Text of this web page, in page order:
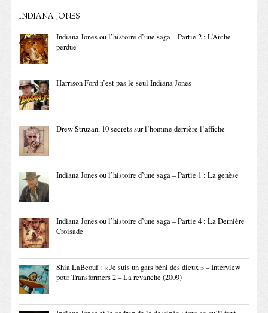
INDIANA JONES
Indiana Jones ou l’histoire d’une saga – Partie 2 : L’Arche
perdue
Harrison Ford n’est pas le seul Indiana Jones
Drew Struzan, 10 secrets sur l’homme derrière l’affiche
Indiana Jones ou l’histoire d’une saga – Partie 1 : La genèse
Indiana Jones ou l’histoire d’une saga – Partie 4 : La Dernière
Croisade
Shia LaBeouf : « Je suis un gars béni des dieux » – Interview
pour Transformers 2 – La revanche (2009)